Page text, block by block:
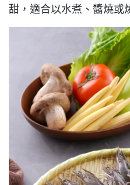
甜，適合以水煮、醬燒或